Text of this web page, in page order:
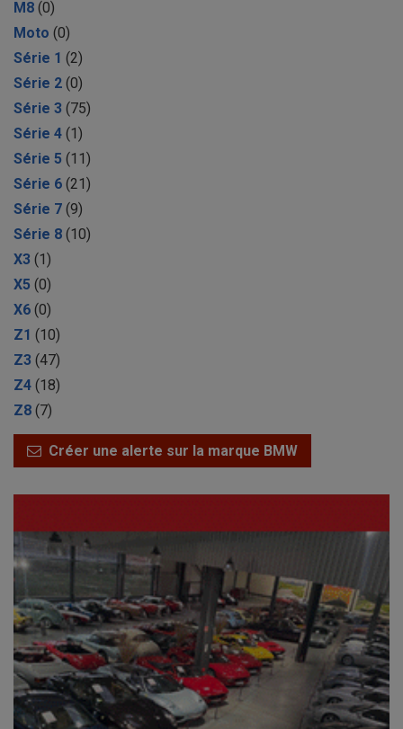
M8 (0)
Moto (0)
Série 1 (2)
Série 2 (0)
Série 3 (75)
Série 4 (1)
Série 5 (11)
Série 6 (21)
Série 7 (9)
Série 8 (10)
X3 (1)
X5 (0)
X6 (0)
Z1 (10)
Z3 (47)
Z4 (18)
Z8 (7)
Créer une alerte sur la marque BMW